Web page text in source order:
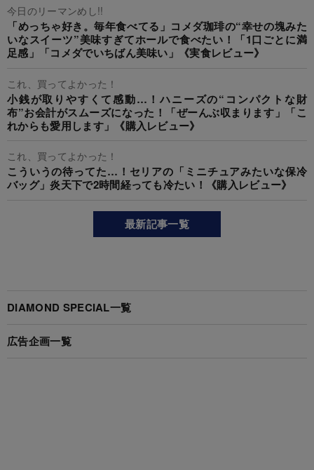
今日のリーマンめし!!
「めっちゃ好き。毎年食べてる」コメダ珈琲の“幸せの塊みた
いなスイーツ”美味すぎてホールで食べたい！「1口ごとに満
足感」「コメダでいちばん美味い」《実食レビュー》
これ、買ってよかった！
小銭が取りやすくて感動…！ハニーズの“コンパクトな財
布”お会計がスムーズになった！「ぜーんぶ収まります」「こ
れからも愛用します」《購入レビュー》
これ、買ってよかった！
こういうの待ってた…！セリアの「ミニチュアみたいな保冷
バッグ」炎天下で2時間経っても冷たい！《購入レビュー》
最新記事一覧
DIAMOND SPECIAL一覧
広告企画一覧